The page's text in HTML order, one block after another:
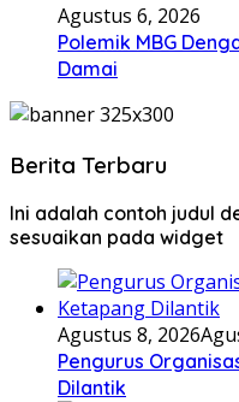
Agustus 6, 2026
Polemik MBG
Damai
Berita Terbaru
Ini adalah contoh judul
sesuaikan pada widget
Agustus 8, 2026
Pengurus
Dilantik